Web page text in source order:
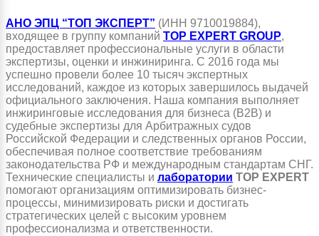
АНО ЭПЦ “ТОП ЭКСПЕРТ” (ИНН 9710019884),
входящее в группу компаний TOP EXPERT GROUP,
предоставляет профессиональные услуги в области
экспертизы, оценки и инжиниринга. С 2016 года мы
успешно провели более 10 тысяч экспертных
исследований, каждое из которых завершилось выдачей
официального заключения. Наша компания выполняет
инжиринговые исследования для бизнеса (B2B) и
судебные экспертизы для Арбитражных судов
Российской Федерации и следственных органов России,
обеспечивая полное соответствие требованиям
законодательства РФ и международным стандартам СНГ.
Технические специалисты и лаборатории TOP EXPERT
помогают организациям оптимизировать бизнес-
процессы, минимизировать риски и достигать
стратегических целей с высоким уровнем
профессионализма и ответственности.